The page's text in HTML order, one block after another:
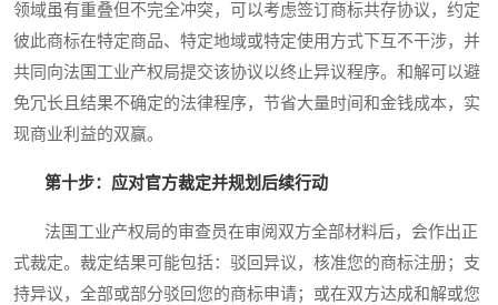
领域虽有重叠但不完全冲突，可以考虑签订商标共存协议，约定
彼此商标在特定商品、特定地域或特定使用方式下互不干涉，并
共同向法国工业产权局提交该协议以终止异议程序。和解可以避
免冗长且结果不确定的法律程序，节省大量时间和金钱成本，实
现商业利益的双赢。
第十步：应对官方裁定并规划后续行动
法国工业产权局的审查员在审阅双方全部材料后，会作出正
式裁定。裁定结果可能包括：驳回异议，核准您的商标注册；支
持异议，全部或部分驳回您的商标申请；或在双方达成和解或您